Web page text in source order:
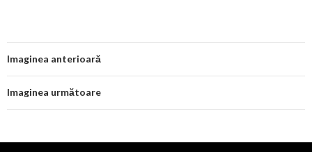
Imaginea anterioară
Imaginea următoare